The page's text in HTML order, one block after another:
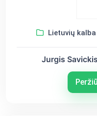
Lietuvių kalba
Jurgis